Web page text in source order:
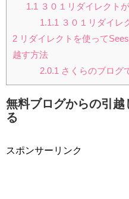
1.1 ３０１リダイレクト
1.1.1 ３０１リダイレ
2 リダイレクトを使って
越す方法
2.0.1 さくらのブログ
無料ブログからの引
る
スポンサーリンク